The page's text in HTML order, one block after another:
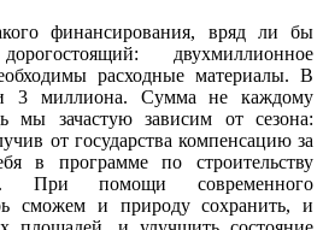
финансирования, вряд ли бы
двухмиллионное
расходные материалы. В
3 миллиона. Сумма не каждому
мы зачастую зависим от сезона:
от государства компенсацию за
в программе по строительству
При помощи современного
сможем и природу сохранить, и